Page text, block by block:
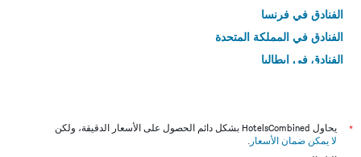
الفنادق في فرنسا
الفنادق في المملكة المتحدة
الفنادق في إيطاليا
*
يحاول HotelsCombined بشكل دائم الحصول على الأسعار الدقيقة، ولكن
لا يمكن ضمان الأسعار .